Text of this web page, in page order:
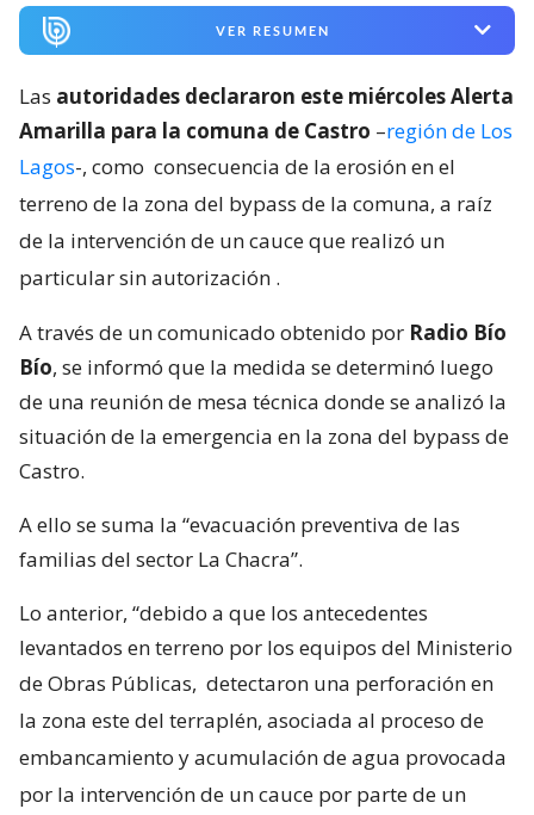
VER RESUMEN
Las autoridades declararon este miércoles Alerta
Amarilla para la comuna de Castro –región de Los
Lagos-, como consecuencia de la erosión en el
terreno de la zona del bypass de la comuna, a raíz
de la intervención de un cauce que realizó un
particular sin autorización .
A través de un comunicado obtenido por Radio Bío
Bío, se informó que la medida se determinó luego
de una reunión de mesa técnica donde se analizó la
situación de la emergencia en la zona del bypass de
Castro.
A ello se suma la “evacuación preventiva de las
familias del sector La Chacra”.
Lo anterior, “debido a que los antecedentes
levantados en terreno por los equipos del Ministerio
de Obras Públicas, detectaron una perforación en
la zona este del terraplén, asociada al proceso de
embancamiento y acumulación de agua provocada
por la intervención de un cauce por parte de un